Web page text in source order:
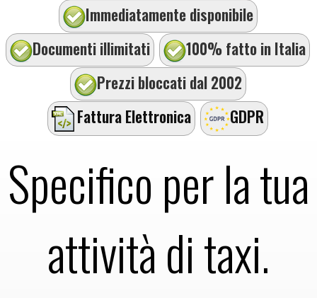
Immediatamente disponibile
Documenti illimitati
100% fatto in Italia
Prezzi bloccati dal 2002
Fattura Elettronica
GDPR
Specifico per la tua
attività di taxi.